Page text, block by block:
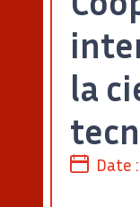
la
Date :